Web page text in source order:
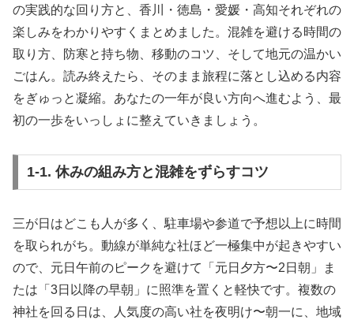
の実践的な回り方と、香川・徳島・愛媛・高知それぞれの
楽しみをわかりやすくまとめました。混雑を避ける時間の
取り方、防寒と持ち物、移動のコツ、そして地元の温かい
ごはん。読み終えたら、そのまま旅程に落とし込める内容
をぎゅっと凝縮。あなたの一年が良い方向へ進むよう、最
初の一歩をいっしょに整えていきましょう。
1-1. 休みの組み方と混雑をずらすコツ
三が日はどこも人が多く、駐車場や参道で予想以上に時間
を取られがち。動線が単純な社ほど一極集中が起きやすい
ので、元日午前のピークを避けて「元日夕方〜2日朝」ま
たは「3日以降の早朝」に照準を置くと軽快です。複数の
神社を回る日は、人気度の高い社を夜明け〜朝一に、地域